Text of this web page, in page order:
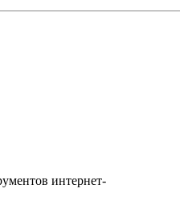
интернет-